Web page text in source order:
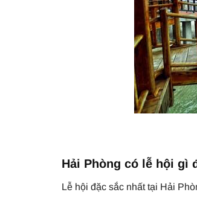
Hải Phòng có lễ hội gì
Lễ hội đặc sắc nhất tại Hải